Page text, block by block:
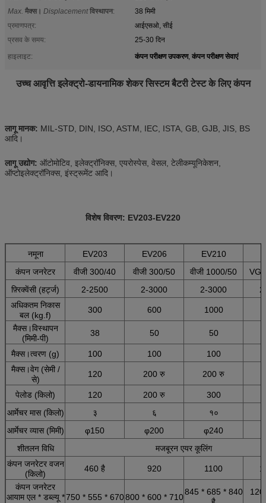
Max. मैक्स। Displacement विस्थापन:
38 मिमी
प्रमाणपत्र:
आईएसओ, सीई
प्रसव के समय:
25-30 दिन
हाइलाइट:
कंपन परीक्षण उपकरण, कंपन परीक्षण सेवाएं
उच्च आवृत्ति इलेक्ट्रो-डायनामिक शेकर सिस्टम बैटरी टेस्ट के लिए कंपन
लागू मानक: MIL-STD, DIN, ISO, ASTM, IEC, ISTA, GB, GJB, JIS, BS
आदि।
लागू उद्योग: ऑटोमोटिव, इलेक्ट्रॉनिक्स, एयरोस्पेस, वेसल, टेलीकम्यूनिकेशन,
ऑप्टोइलेक्ट्रॉनिक्स, इंस्ट्रूमेंट आदि।
विशेष विवरण: EV203-EV220
नमूना EV203 EV206 EV210
कंपन जनरेटर
वीजी 300/40 वीजी 300/50 वीजी 1000/50
फ़्रिक्वेंसी (हर्ट्ज)
2-2500 2-3000 2-3000
अधिकतम निकास
बल (kg.f)
300 600 1000
मैक्स।विस्थापन
(मिमी-पी)
38 50 50
मैक्स।त्वरण (g) 100 100 100
मैक्स।वेग (सेमी /
से)
120 200 रु 200 रु
पेलोड (किलो) 120 200 रु 300
आर्मेचर मास (किलो)
३ ६
१०
आर्मेचर व्यास (मिमी)
φ150 φ200 φ240
शीतलन विधि
मजबूरन एयर कूलिंग
कंपन जनरेटर वजन
(किलो)
460 है 920 1100
कंपन जनरेटर
आयाम एल * डब्ल्यू *750 * 555 * 670800 * 600 * 710
845 * 685 * 840